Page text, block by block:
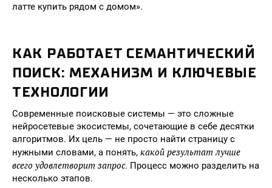
латте купить рядом с домом».
КАК РАБОТАЕТ СЕМАНТИЧЕСКИЙ
ПОИСК: МЕХАНИЗМ И КЛЮЧЕВЫЕ
ТЕХНОЛОГИИ
Современные поисковые системы — это сложные
нейросетевые экосистемы, сочетающие в себе десятки
алгоритмов. Их цель — не просто найти страницу с
нужными словами, а понять, какой результат лучше
всего удовлетворит запрос. Процесс можно разделить на
несколько этапов.